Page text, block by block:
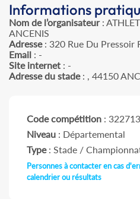
Informations
Nom de l’organisateur:
ANCENIS
Adresse: 320 Rue Du Pressoir
Email : -
Site internet : -
Adresse du stade: , 44150
Code compétition : 322713
Niveau : Départemental
Type: Stade /
Personnes à contacter en cas
calendrier ou résultats